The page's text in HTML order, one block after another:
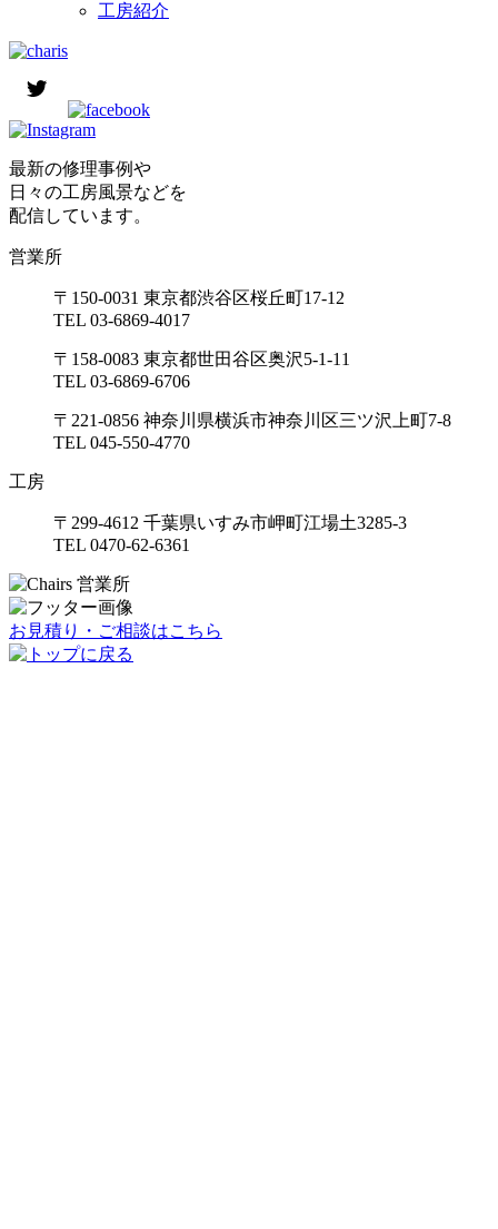
工房紹介
最新の修理事例や
日々の工房風景などを
配信しています。
営業所
〒150-0031 東京都渋谷区桜丘町17-12
TEL 03-6869-4017
〒158-0083 東京都世田谷区奥沢5-1-11
TEL 03-6869-6706
〒221-0856 神奈川県横浜市神奈川区三ツ沢上町7-8
TEL 045-550-4770
工房
〒299-4612 千葉県いすみ市岬町江場土3285-3
TEL 0470-62-6361
お見積り・ご相談はこちら